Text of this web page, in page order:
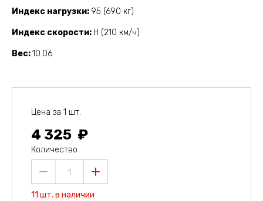
Индекс нагрузки 95 (690 кг)
Индекс скорости H (210 км/ч)
Вес 10.06
Цена за 1 шт.
4 325
Количество
1
11 шт. в наличии